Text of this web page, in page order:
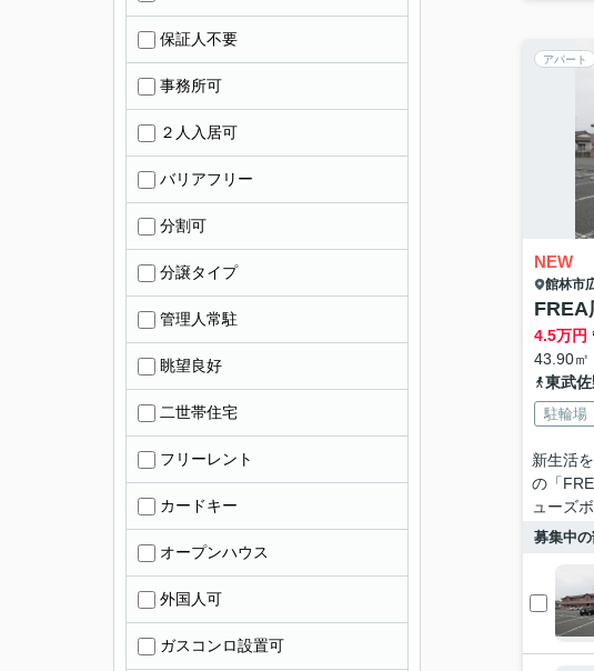
アパート
NEW
館林市
FREA
4.5万円
43.90㎡
東武
駐輪場
新生活
の「
ューズ
募集中
保証人不要
事務所可
２人入居可
バリアフリー
分割可
分譲タイプ
管理人常駐
眺望良好
二世帯住宅
フリーレント
カードキー
オープンハウス
外国人可
ガスコンロ設置可